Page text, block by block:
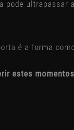
pode
é a forma
estes